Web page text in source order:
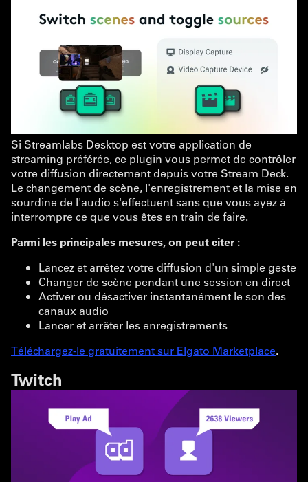
Si Streamlabs Desktop est votre application de
streaming préférée, ce plugin vous permet de contrôler
votre diffusion directement depuis votre Stream Deck.
Le changement de scène, l'enregistrement et la mise en
sourdine de l'audio s'effectuent sans que vous ayez à
interrompre ce que vous êtes en train de faire.
Parmi les principales mesures, on peut citer :
Lancez et arrêtez votre diffusion d'un simple geste
Changer de scène pendant une session en direct
Activer ou désactiver instantanément le son des
canaux audio
Lancer et arrêter les enregistrements
Téléchargez-le gratuitement sur Elgato Marketplace.
Twitch